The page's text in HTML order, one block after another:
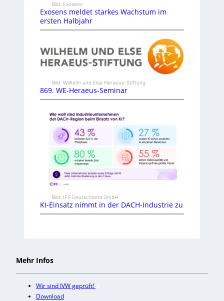
Bild: Exosens
Exosens meldet starkes Wachstum im
ersten Halbjahr
Bild: Wilhelm und Else Heraeus-Stiftung
869. WE-Heraeus-Seminar
Bild: IFS Deutschland GmbH
KI-Einsatz nimmt in der DACH-Industrie zu
Mehr Infos
Wir sind IVW geprüft!
Download